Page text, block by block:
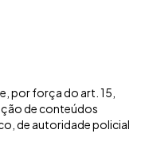
por força do art. 15,
de conteúdos
de autoridade policial